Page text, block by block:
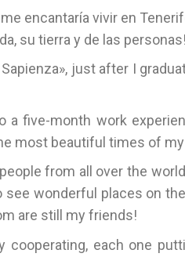
encantaría vivir en
su tierra y de las
just after I
a five-month work
most beautiful times of
from all over the
wonderful places on
are still my friends!
cooperating, each one